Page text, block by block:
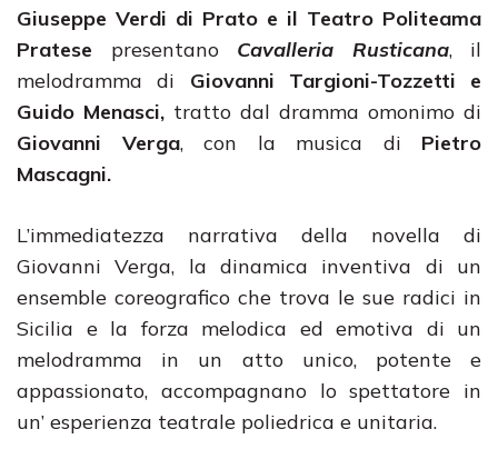
Giuseppe Verdi di Prato e il Teatro Politeama
Pratese presentano Cavalleria Rusticana, il
melodramma di Giovanni Targioni-Tozzetti e
Guido Menasci, tratto dal dramma omonimo di
Giovanni Verga, con la musica di Pietro
Mascagni.
L’immediatezza narrativa della novella di
Giovanni Verga, la dinamica inventiva di un
ensemble coreografico che trova le sue radici in
Sicilia e la forza melodica ed emotiva di un
melodramma in un atto unico, potente e
appassionato, accompagnano lo spettatore in
un’ esperienza teatrale poliedrica e unitaria.